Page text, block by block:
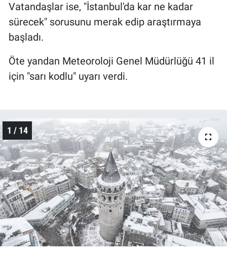
Vatandaşlar ise, "İstanbul'da kar ne kadar
sürecek" sorusunu merak edip araştırmaya
başladı.
Öte yandan Meteoroloji Genel Müdürlüğü 41 il
için "sarı kodlu" uyarı verdi.
1 / 14